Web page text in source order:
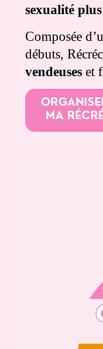
sexualité
Composée
débuts,
vendeuses et
MA